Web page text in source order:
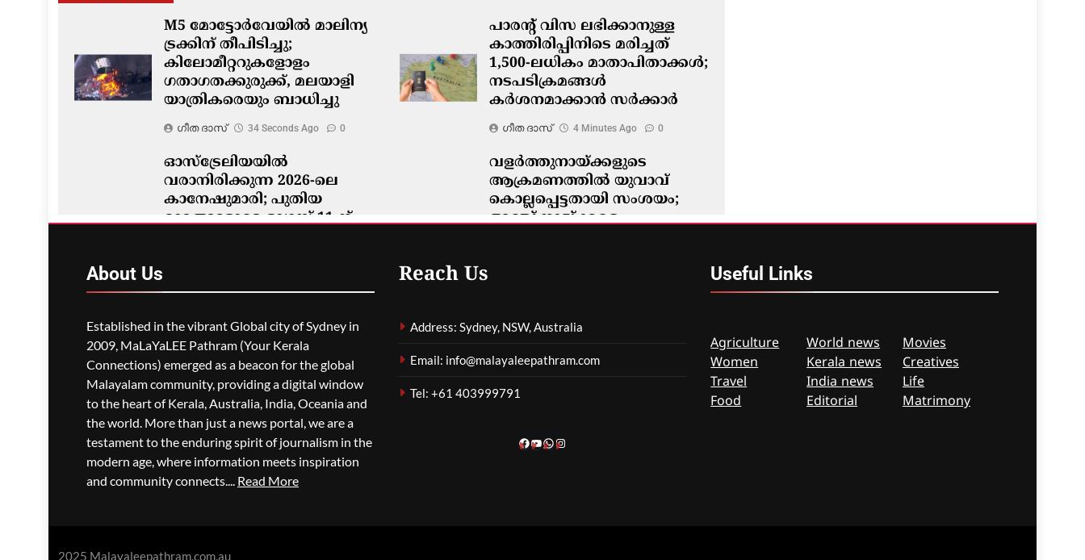
M5 മോട്ടോർവേയിൽ മാലിന്യ
ട്രക്കിന് തീപിടിച്ചു;
കിലോമീറ്ററുകളോളം
ഗതാഗതക്കുരുക്ക്, മലയാളി
യാത്രികരെയും ബാധിച്ചു
ഗീത ദാസ്‌ 34 Seconds Ago 0
പാരന്റ് വിസ ലഭിക്കാനുള്ള
കാത്തിരിപ്പിനിടെ മരിച്ചത്
1,500-ലധികം മാതാപിതാക്കൾ;
നടപടിക്രമങ്ങൾ
കർശനമാക്കാൻ സർക്കാർ
ഗീത ദാസ്‌ 4 Minutes Ago 0
ഓസ്‌ട്രേലിയയിൽ
വരാനിരിക്കുന്ന 2026-ലെ
കാനേഷുമാരി; പുതിയ
മാറ്റങ്ങളോടെ ഓഗസ്റ്റ് 11-ന്
വളർത്തുനായ്ക്കളുടെ
ആക്രമണത്തിൽ യുവാവ്
കൊല്ലപ്പെട്ടതായി സംശയം;
അഞ്ച് നായ്ക്കളെ
About Us
Established in the vibrant Global city of Sydney in
2009, MaLaYaLEE Pathram (Your Kerala
Connections) emerged as a beacon for the global
Malayalam community, providing a digital window
to the heart of Kerala, Australia, India, Oceania and
the world. More than just a news portal, we are a
testament to the enduring spirit of journalism in the
modern age, where information meets inspiration
and community connects.... Read More
Reach Us
Address: Sydney, NSW, Australia
Email: info@malayaleepathram.com
Tel: +61 403999791
Facebook
YouTube
WhatsApp
Instagram
Useful Links
Agriculture
Women
Travel
Food
World news
Kerala news
India news
Editorial
Movies
Creatives
Life
Matrimony
2025 Malayaleepathram.com.au